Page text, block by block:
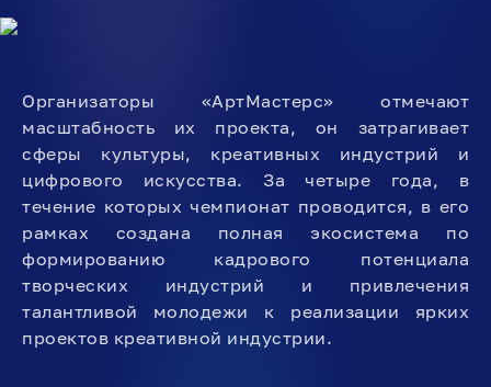
Организаторы «АртМастерс» отмечают
масштабность их проекта, он затрагивает
сферы культуры, креативных индустрий и
цифрового искусства. За четыре года, в
течение которых чемпионат проводится, в его
рамках создана полная экосистема по
формированию кадрового потенциала
творческих индустрий и привлечения
талантливой молодежи к реализации ярких
проектов креативной индустрии.